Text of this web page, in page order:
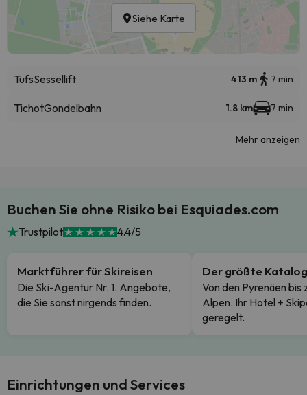
Siehe Karte
TufsSessellift 413 m 7 min
TichotGondelbahn 1.8 km 7 min
Mehr anzeigen
Buchen Sie ohne Risiko bei Esquiades.com
Trustpilot 4.4/5
Marktführer für Skireisen
Die Ski-Agentur Nr. 1. Angebote,
die Sie sonst nirgends finden.
Der größte Katalog
Von den Pyrenäen bis
Alpen. Ihr Hotel +
geregelt.
Einrichtungen und Services